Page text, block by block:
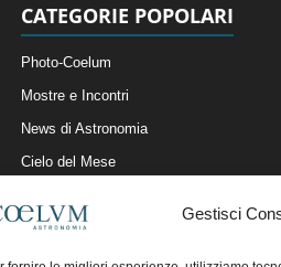
Gestisci
CATEGORIE POPOLARI
Photo-Coelum
Mostre e Incontri
News di Astronomia
Cielo del Mese
Articoli e Risorse On-Line
Il Blog della Redazione